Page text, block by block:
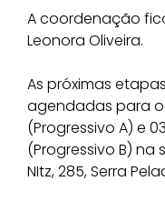
A coordenação
Leonora Oliveira.
As próximas
agendadas para
(Progressivo A) e
(Progressivo B) na
NItz, 285, Serra